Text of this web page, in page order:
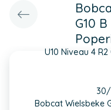
G10
U10 Niveau 4
Bobcat Wielsbeke